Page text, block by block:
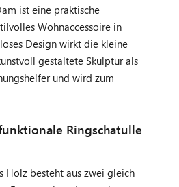
ist eine praktische
Wohnaccessoire in
Design wirkt die kleine
gestaltete Skulptur als
und wird zum
Ringschatulle
Holz besteht aus zwei gleich